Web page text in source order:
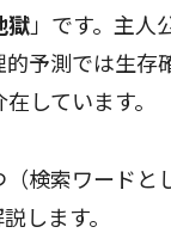
獄」です。主人
予測では生
しています。
検索ワードと
します。